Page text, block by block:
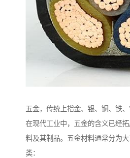
五金，传统上指金、银、铜、铁
在现代工业中，五金的含义已经
料及其制品。五金材料通常分为
类：